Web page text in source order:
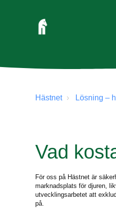
Hästnet Lösning –
Vad
För oss på Hästnet är
marknadsplats för djuren,
utvecklingsarbetet att
på.